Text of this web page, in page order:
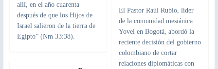
allí, en el año cuarenta
después de que los Hijos de
Israel salieron de la tierra de
Egipto” (Nm 33:38).
El Pastor Raúl Rubio, líder
de la comunidad mesiánica
Yovel en Bogotá, abordó la
reciente decisión del gobierno
colombiano de cortar
relaciones diplomáticas con